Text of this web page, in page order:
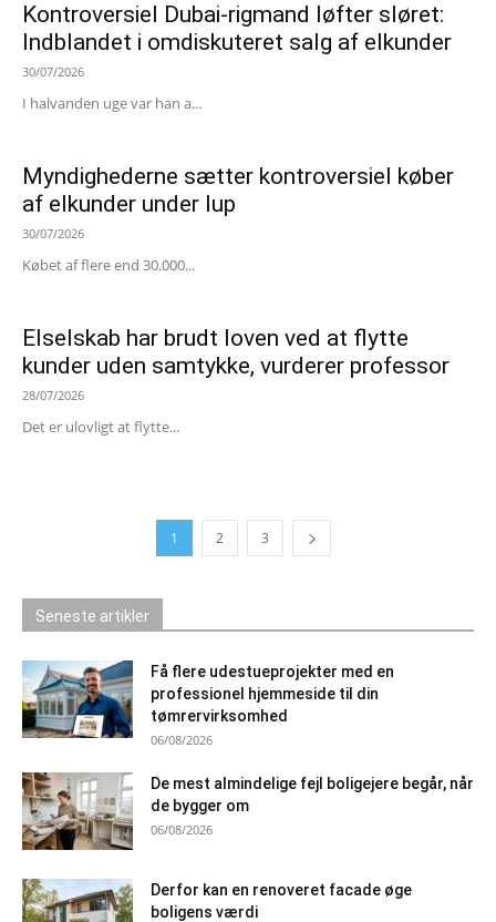
Kontroversiel Dubai-rigmand løfter sløret:
Indblandet i omdiskuteret salg af elkunder
30/07/2026
I halvanden uge var han a...
Myndighederne sætter kontroversiel køber
af elkunder under lup
30/07/2026
Købet af flere end 30.000...
Elselskab har brudt loven ved at flytte
kunder uden samtykke, vurderer professor
28/07/2026
Det er ulovligt at flytte...
1 2 3
Seneste artikler
Få flere udestueprojekter med en
professionel hjemmeside til din
tømrervirksomhed
06/08/2026
De mest almindelige fejl boligejere begår, når
de bygger om
06/08/2026
Derfor kan en renoveret facade øge
boligens værdi